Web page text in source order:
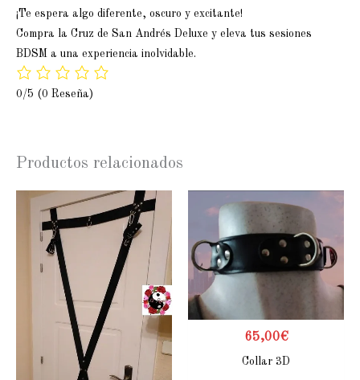
¡Te espera algo diferente, oscuro y excitante!
Compra la Cruz de San Andrés Deluxe y eleva tus sesiones
BDSM a una experiencia inolvidable.
0/5 (0 Reseña)
Productos relacionados
65,00€
Collar 3D